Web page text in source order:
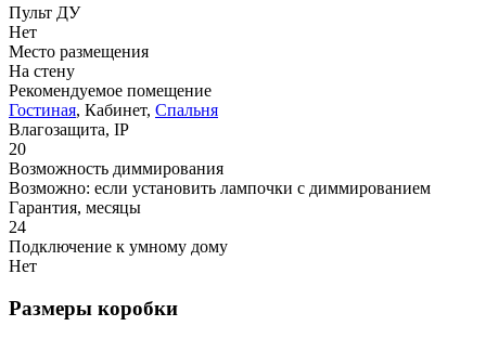
Пульт ДУ
Нет
Место размещения
На стену
Рекомендуемое помещение
Гостиная, Кабинет, Спальня
Влагозащита, IP
20
Возможность диммирования
Возможно: если установить лампочки с диммированием
Гарантия, месяцы
24
Подключение к умному дому
Нет
Размеры коробки